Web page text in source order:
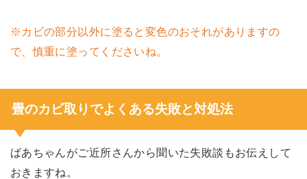
※カビの部分以外に塗ると変色のおそれがありますの
で、慎重に塗ってくださいね。
畳のカビ取りでよくある失敗と対処法
ばあちゃんがご近所さんから聞いた失敗談もお伝えして
おきますね。